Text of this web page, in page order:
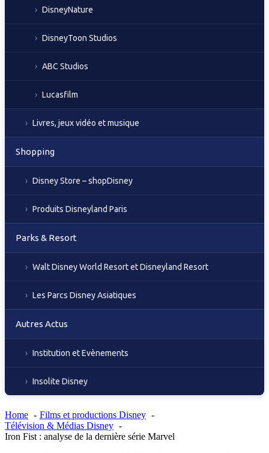
DisneyNature
DisneyToon Studios
ABC Studios
Lucasfilm
Livres, jeux vidéo et musique
Shopping
Disney Store – shopDisney
Produits Disneyland Paris
Parks & Resort
Walt Disney World Resort et Disneyland Resort
Les Parcs Disney Asiatiques
Autres Actus
Institution et Evènements
Insolite Disney
Home
Films et productions Disney
Télévision & Médias Disney
Iron Fist : analyse de la dernière série Marvel